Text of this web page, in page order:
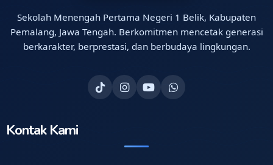
Sekolah Menengah Pertama Negeri 1 Belik, Kabupaten
Pemalang, Jawa Tengah. Berkomitmen mencetak generasi
berkarakter, berprestasi, dan berbudaya lingkungan.
Kontak Kami